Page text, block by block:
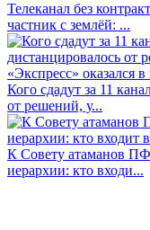
Телеканал без
частник с землёй: ...
Кого сдадут за 11
от решений, у...
К Совету атаманов
иерархии: кто входи...